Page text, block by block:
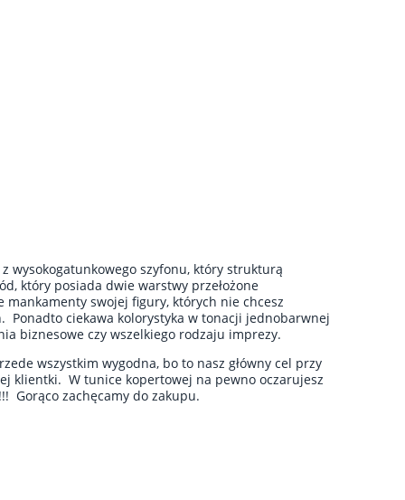
wysokogatunkowego szyfonu, który strukturą
który posiada dwie warstwy przełożone
mankamenty swojej figury, których nie chcesz
Ponadto ciekawa kolorystyka w tonacji jednobarwnej
biznesowe czy wszelkiego rodzaju imprezy.
wszystkim wygodna, bo to nasz główny cel przy
klientki. W tunice kopertowej na pewno oczarujesz
Gorąco zachęcamy do zakupu.